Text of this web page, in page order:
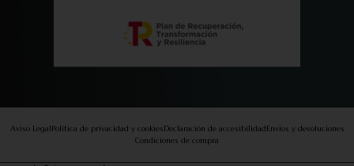
Aviso LegalPolítica de privacidad y cookiesDeclaración de accesibilidadEnvíos y devoluciones
Condiciones de compra